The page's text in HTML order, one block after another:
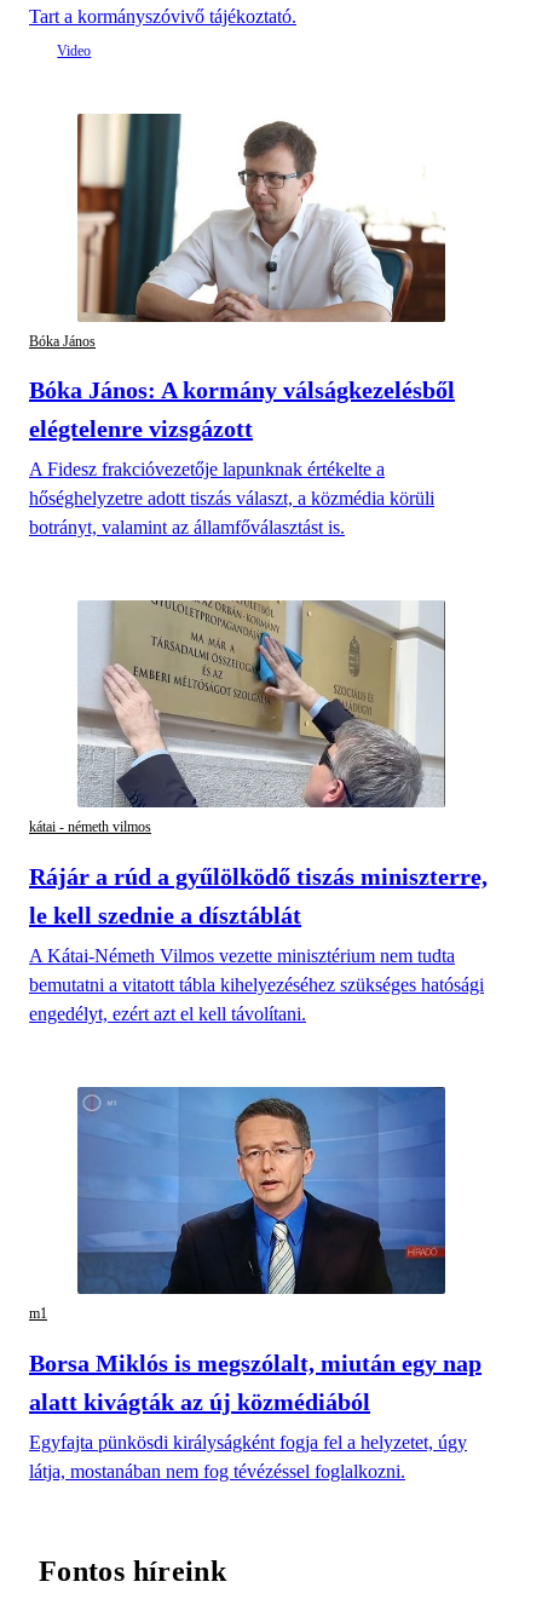
Tart a kormányszóvivő tájékoztató.
Bóka János
Bóka János: A kormány válságkezelésből
elégtelenre vizsgázott
A Fidesz frakcióvezetője lapunknak értékelte a
hőséghelyzetre adott tiszás választ, a közmédia körüli
botrányt, valamint az államfőválasztást is.
kátai - németh vilmos
Rájár a rúd a gyűlölködő tiszás miniszterre,
le kell szednie a dísztáblát
A Kátai-Németh Vilmos vezette minisztérium nem tudta
bemutatni a vitatott tábla kihelyezéséhez szükséges hatósági
engedélyt, ezért azt el kell távolítani.
m1
Borsa Miklós is megszólalt, miután egy nap
alatt kivágták az új közmédiából
Egyfajta pünkösdi királyságként fogja fel a helyzetet, úgy
látja, mostanában nem fog tévézéssel foglalkozni.
Fontos híreink